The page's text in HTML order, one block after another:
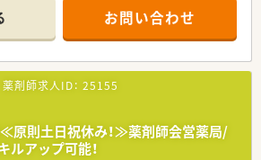
勉強会などもありスキルアップできる環境で
お問い合わせ
薬剤師求人ID： 25155
≪原則土日祝休み！≫薬剤師会営薬局/
ルアップ可能！